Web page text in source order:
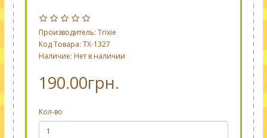
Производитель: Trixie
Код Товара: TX-1327
Наличие: Нет в наличии
190.00грн.
Кол-во